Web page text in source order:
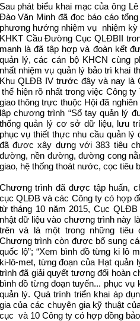
Sau phát biểu khai mạc của ông
Đào Văn Minh đã đọc báo cáo
phương hướng nhiệm vụ nhiệm kỳ
KHKT Cầu Đường Cục QLĐBII
mạnh là đã tập hợp và đoàn kết
quản lý, các cán bộ KHCN cùng
nhất nhiệm vụ quản lý bảo trì khai
Khu QLĐB IV trước đây và nay là
thể hiện rõ nhất trong việc Công
giao thông trực thuộc Hội đã
lập chương trình “Sổ tay quản lý
thống quản lý cơ sở dữ liệu, lưu
phục vụ thiết thực nhu cầu quản
đã được xây dựng với 383 tiêu
đường, nền đường, đường cong
giao, hệ thống thoát nước, cọc tiêu
Chương trình đã được tập huấn,
cục QLĐB và các Công ty có hợp
từ tháng 10 năm 2015, Cục
nhật dữ liệu vào chương trình này
trên và là một trong những tiêu
Chương trình còn được bổ sung
quốc lộ”; “Xem bình đồ từng ki lô
ki-lô-met, từng đoạn của Hạt quản
trình đã giải quyết tương đối hoàn
bình đồ từng đoạn tuyến... phục
quản lý. Quá trình triển khai áp
gia của các chuyên gia kỹ thuật
cục và 10 Công ty có hợp dồng